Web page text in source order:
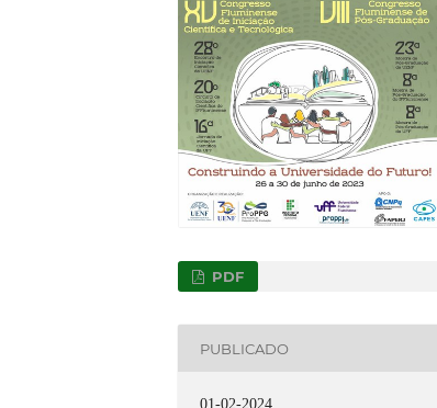
PDF
PUBLICADO
01-02-2024